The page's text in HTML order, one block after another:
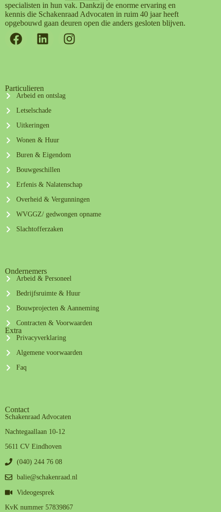
specialisten in hun vak. Dankzij de enorme ervaring en
kennis die Schakenraad Advocaten in ruim 40 jaar heeft
opgebouwd gaan deuren open die anders gesloten blijven.
Particulieren
Arbeid en ontslag
Letselschade
Uitkeringen
Wonen & Huur
Buren & Eigendom
Bouwgeschillen
Erfenis & Nalatenschap
Overheid & Vergunningen
WVGGZ/ gedwongen opname
Slachtofferzaken
Ondernemers
Arbeid & Personeel
Bedrijfsruimte & Huur
Bouwprojecten & Aanneming
Contracten & Voorwaarden
Extra
Privacyverklaring
Algemene voorwaarden
Faq
Contact
Schakenraad Advocaten
Nachtegaallaan 10-12
5611 CV Eindhoven
(040) 244 76 08
balie@schakenraad.nl
Videogesprek
KvK nummer 57839867